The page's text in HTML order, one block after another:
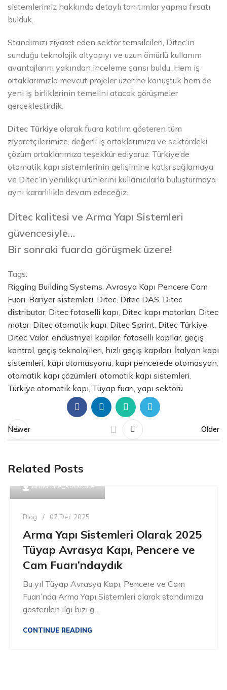
sistemlerimiz hakkında detaylı tanıtımlar yapma fırsatı
bulduk.
Standımızı ziyaret eden sektör temsilcileri, Ditec’in
sunduğu teknolojik altyapıyı ve uzun ömürlü kullanım
avantajlarını yakından inceleme şansı buldu. Hem iş
ortaklarımızla mevcut projeler üzerine konuştuk hem de
yeni iş birliklerinin temelini atacak görüşmeler
gerçekleştirdik.
Ditec Türkiye olarak fuara katılım gösteren tüm
ziyaretçilerimize, değerli iş ortaklarımıza ve sektördeki
çözüm ortaklarımıza teşekkür ediyoruz. Türkiye’de
otomatik kapı sistemlerinin gelişimine katkı sağlamaya
ve Ditec’in yenilikçi ürünlerini kullanıcılarla buluşturmaya
aynı kararlılıkla devam edeceğiz.
Ditec kalitesi ve Arma Yapı Sistemleri
güvencesiyle…
Bir sonraki fuarda görüşmek üzere!
Tags:
Rigging Building Systems, Avrasya Kapı Pencere Cam
Fuarı, Bariyer sistemleri, Ditec, Ditec DAS, Ditec
distributor, Ditec fotoselli kapı, Ditec kapı motorları, Ditec
motor, Ditec otomatik kapı, Ditec Sprint, Ditec Türkiye,
Ditec Valor, endüstriyel kapılar, fotoselli kapılar, geçiş
kontrol, geçiş teknolojileri, hızlı geçiş kapıları, İtalyan kapı
sistemleri, kapı otomasyonu, kapı pencerede otomasyon,
otomatik kapı çözümleri, otomatik kapı sistemleri,
Türkiye otomatik kapı, Tüyap fuarı, yapı sektörü
Newer Older
Related Posts
armature_structure
Blog 02 Dec 2025
Arma Yapı Sistemleri Olarak 2025
Tüyap Avrasya Kapı, Pencere ve
Cam Fuarı’ndaydık
Bu yıl Tüyap Avrasya Kapı, Pencere ve Cam
Fuarı’nda Arma Yapı Sistemleri olarak standımıza
gösterilen ilgi bizi g...
CONTINUE READING